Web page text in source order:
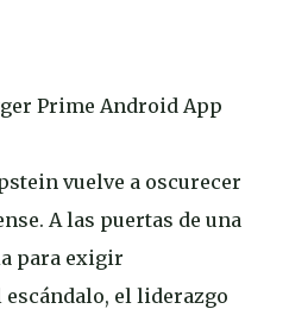
vuelve a oscurecer
A las puertas de una
para exigir
el liderazgo